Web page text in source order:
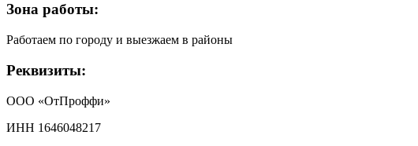
Зона работы:
Работаем по городу и выезжаем в районы
Реквизиты:
ООО «ОтПроффи»
ИНН 1646048217